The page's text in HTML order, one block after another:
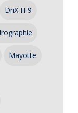
DriX H-9
Mayotte